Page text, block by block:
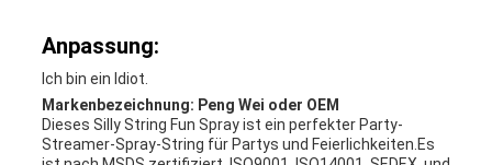
Anpassung:
Ich bin ein Idiot.
Markenbezeichnung: Peng Wei oder OEM
Dieses Silly String Fun Spray ist ein perfekter Party-
Streamer-Spray-String für Partys und Feierlichkeiten.Es